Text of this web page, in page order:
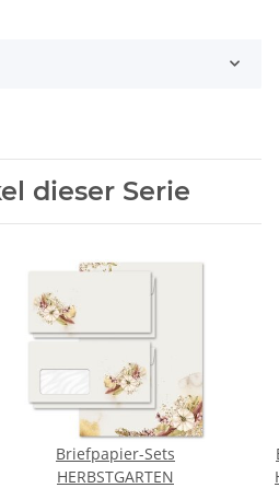
dieser Serie
Briefpapier-Sets
HERBSTGARTEN